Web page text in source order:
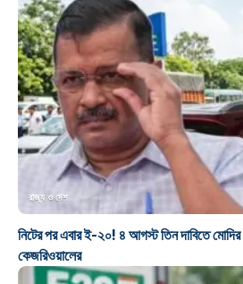
রাজ্য ও দেশ
নিটের পর এবার ই-২০! ৪ আগস্ট তিন দাবিতে মোদির
কেজরিওয়ালের